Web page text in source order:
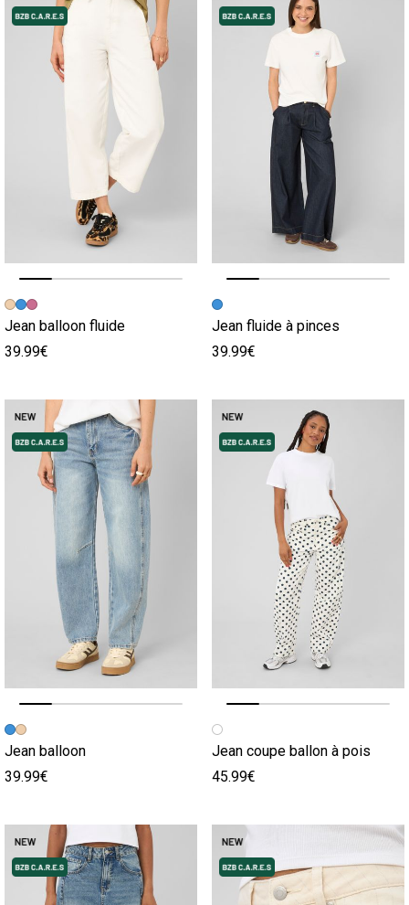
Image précédente
Image suivante
Jean balloon fluide
39.99€
Image précédente
Image suivante
Jean fluide à pinces
39.99€
Image précédente
Image suivante
Jean balloon
39.99€
Image précédente
Image suivante
Jean coupe ballon à pois
45.99€